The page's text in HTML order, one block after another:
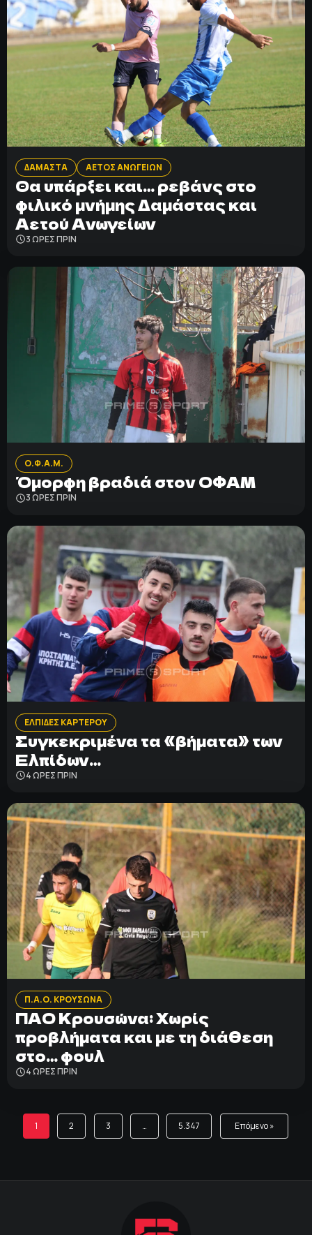
ΔΑΜΑΣΤΑ ΑΕΤΟΣ ΑΝΩΓΕΙΩΝ
Θα υπάρξει και… ρεβάνς στο
φιλικό μνήμης Δαμάστας και
Αετού Ανωγείων
3 ΩΡΕΣ ΠΡΙΝ
Ο.Φ.Α.Μ.
Όμορφη βραδιά στον ΟΦΑΜ
3 ΩΡΕΣ ΠΡΙΝ
ΕΛΠΙΔΕΣ ΚΑΡΤΕΡΟΥ
Συγκεκριμένα τα «βήματα» των
Ελπίδων…
4 ΩΡΕΣ ΠΡΙΝ
Π.Α.Ο. ΚΡΟΥΣΩΝΑ
ΠΑΟ Κρουσώνα: Χωρίς
προβλήματα και με τη διάθεση
στο… φουλ
4 ΩΡΕΣ ΠΡΙΝ
1 2 3 … 5.347 Επόμενο »